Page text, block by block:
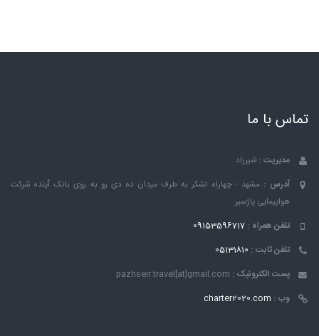
تماس با ما
مدیریت : شیرزاد
آدرس : مشهد - چهاراه لشکر به طرف میدان ده دی رو به روی بانک ٱینده شرکت
هواپیمایی پاژسیر
تلفن همراه : 09153596717
تلفن ثابت : 05131810
پست الکترونیک : pazhseir.travel[at]gmail.com
وب : charter2020.com